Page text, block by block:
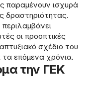
παραμένουν ισχυρά
δραστηριότητας.
οι προοπτικές
σχέδιο του
τα επόμενα χρόνια.
την ΓΕΚ